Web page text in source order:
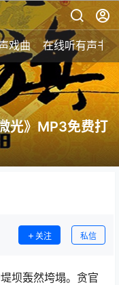
戏曲 在线听有声书
光》MP3免费打
关注 私信
坝轰然垮塌。贪官